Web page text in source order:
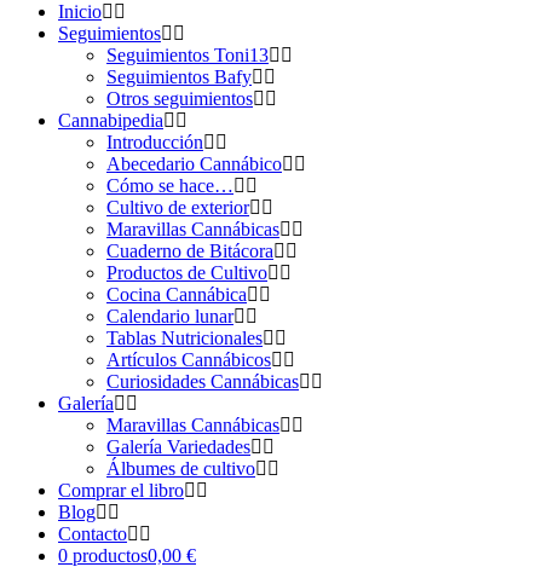
Inicio
Seguimientos
Seguimientos Toni13
Seguimientos Bafy
Otros seguimientos
Cannabipedia
Introducción
Abecedario Cannábico
Cómo se hace…
Cultivo de exterior
Maravillas Cannábicas
Cuaderno de Bitácora
Productos de Cultivo
Cocina Cannábica
Calendario lunar
Tablas Nutricionales
Artículos Cannábicos
Curiosidades Cannábicas
Galería
Maravillas Cannábicas
Galería Variedades
Álbumes de cultivo
Comprar el libro
Blog
Contacto
0 productos0,00 €